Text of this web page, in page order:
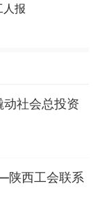
人报
动社会总投资
陕西工会联系